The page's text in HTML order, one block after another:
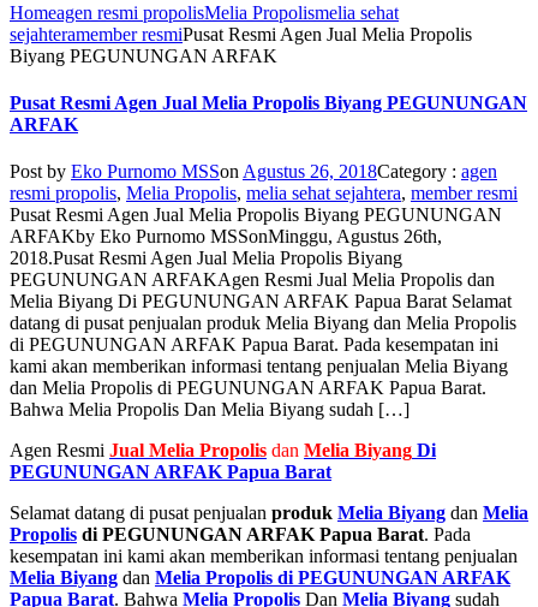
Homeagen resmi propolisMelia Propolismelia sehat
sejahteramember resmiPusat Resmi Agen Jual Melia Propolis
Biyang PEGUNUNGAN ARFAK
Pusat Resmi Agen Jual Melia Propolis Biyang PEGUNUNGAN
ARFAK
Post by Eko Purnomo MSSon Agustus 26, 2018Category : agen
resmi propolis, Melia Propolis, melia sehat sejahtera, member resmi
Pusat Resmi Agen Jual Melia Propolis Biyang PEGUNUNGAN
ARFAKby Eko Purnomo MSSonMinggu, Agustus 26th,
2018.Pusat Resmi Agen Jual Melia Propolis Biyang
PEGUNUNGAN ARFAKAgen Resmi Jual Melia Propolis dan
Melia Biyang Di PEGUNUNGAN ARFAK Papua Barat Selamat
datang di pusat penjualan produk Melia Biyang dan Melia Propolis
di PEGUNUNGAN ARFAK Papua Barat. Pada kesempatan ini
kami akan memberikan informasi tentang penjualan Melia Biyang
dan Melia Propolis di PEGUNUNGAN ARFAK Papua Barat.
Bahwa Melia Propolis Dan Melia Biyang sudah […]
Agen Resmi Jual Melia Propolis dan Melia Biyang Di
PEGUNUNGAN ARFAK Papua Barat
Selamat datang di pusat penjualan produk Melia Biyang dan Melia
Propolis di PEGUNUNGAN ARFAK Papua Barat. Pada
kesempatan ini kami akan memberikan informasi tentang penjualan
Melia Biyang dan Melia Propolis di PEGUNUNGAN ARFAK
Papua Barat. Bahwa Melia Propolis Dan Melia Biyang sudah